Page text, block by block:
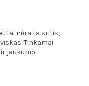
Tai nėra ta sritis,
Tinkamai
jaukumo.